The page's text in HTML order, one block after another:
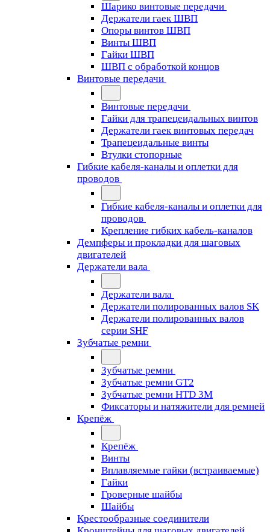
Шарико винтовые передачи
Держатели гаек ШВП
Опоры винтов ШВП
Винты ШВП
Гайки ШВП
ШВП с обработкой концов
Винтовые передачи
Винтовые передачи
Гайки для трапецеидальных винтов
Держатели гаек винтовых передач
Трапецеидальные винты
Втулки стопорные
Гибкие кабеля-каналы и оплетки для
проводов
Гибкие кабеля-каналы и оплетки для
проводов
Крепление гибких кабель-каналов
Демпферы и прокладки для шаговых
двигателей
Держатели вала
Держатели вала
Держатели полированных валов SK
Держатели полированных валов
серии SHF
Зубчатые ремни
Зубчатые ремни
Зубчатые ремни GT2
Зубчатые ремни HTD 3M
Фиксаторы и натяжители для ремней
Крепёж
Крепёж
Винты
Вплавляемые гайки (встраиваемые)
Гайки
Гроверные шайбы
Шайбы
Крестообразные соединители